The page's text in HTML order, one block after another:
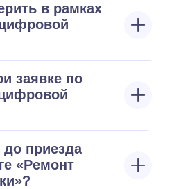
в рамках
заявке по
до приезда
«Ремонт